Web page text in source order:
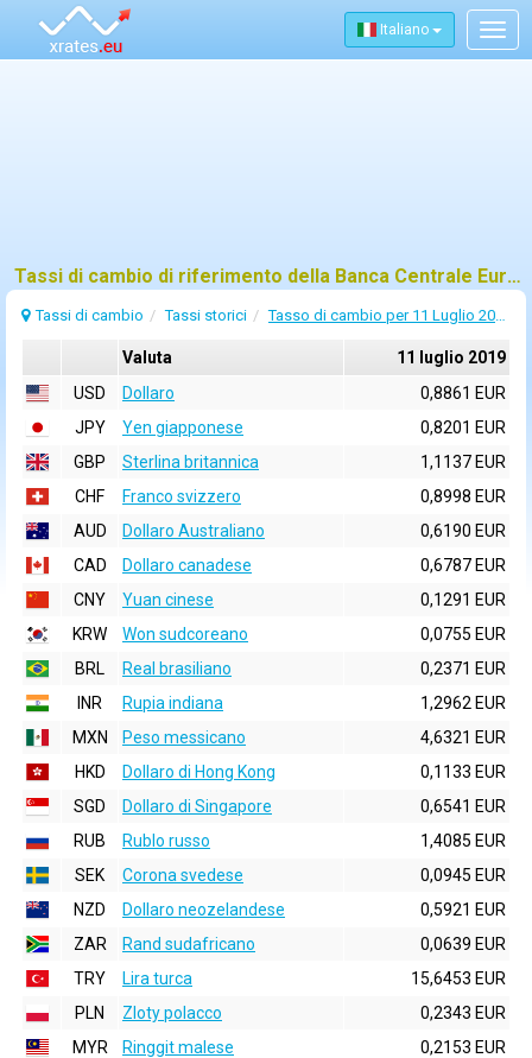
Italiano
Tassi di cambio di riferimento della Banca Centrale Europea (BCE) per 11 luglio 2019
Tassi di cambio Tassi storici Tasso di cambio per 11 Luglio 2019
Valuta
11 luglio 2019
USD
Dollaro
0,8861 EUR
JPY
Yen giapponese
0,8201 EUR
GBP
Sterlina britannica
1,1137 EUR
CHF
Franco svizzero
0,8998 EUR
AUD
Dollaro Australiano
0,6190 EUR
CAD
Dollaro canadese
0,6787 EUR
CNY
Yuan cinese
0,1291 EUR
KRW
Won sudcoreano
0,0755 EUR
BRL
Real brasiliano
0,2371 EUR
INR
Rupia indiana
1,2962 EUR
MXN
Peso messicano
4,6321 EUR
HKD
Dollaro di Hong Kong
0,1133 EUR
SGD
Dollaro di Singapore
0,6541 EUR
RUB
Rublo russo
1,4085 EUR
SEK
Corona svedese
0,0945 EUR
NZD
Dollaro neozelandese
0,5921 EUR
ZAR
Rand sudafricano
0,0639 EUR
TRY
Lira turca
15,6453 EUR
PLN
Zloty polacco
0,2343 EUR
MYR
Ringgit malese
0,2153 EUR